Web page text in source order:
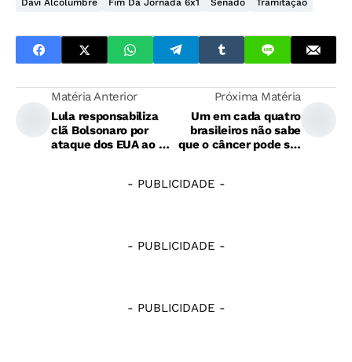
Davi Alcolumbre Fim Da Jornada 6x1 Senado Tramitação
Matéria Anterior
Lula responsabiliza
clã Bolsonaro por
ataque dos EUA ao Pix
Próxima Matéria
Um em cada quatro
brasileiros não sabe
que o câncer pode ser
- PUBLICIDADE -
- PUBLICIDADE -
- PUBLICIDADE -